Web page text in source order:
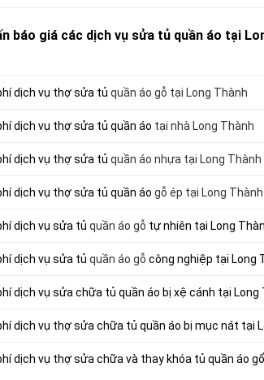
báo giá các dịch vụ sửa tủ quần áo tại
dịch vụ thợ sửa tủ quần áo gỗ tại Long Thành
dịch vụ thợ sửa tủ quần áo tại nhà Long Thành
dịch vụ thợ sửa tủ quần áo nhựa tại Long Thành
dịch vụ thợ sửa tủ quần áo gỗ ép tại Long Thành
dịch vụ sửa tủ quần áo gỗ tự nhiên tại Long
dịch vụ sửa tủ quần áo gỗ công nghiệp tại Long
dịch vụ sửa chữa tủ quần áo bị xệ cánh tại Long
dịch vụ thợ sửa chữa tủ quần áo bị mục nát tại
dịch vụ thợ sửa chữa và thay khóa tủ quần áo